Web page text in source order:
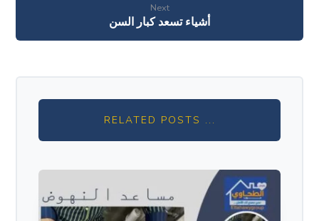
Next
أشياء تسعد كبار السن
RELATED POSTS ...